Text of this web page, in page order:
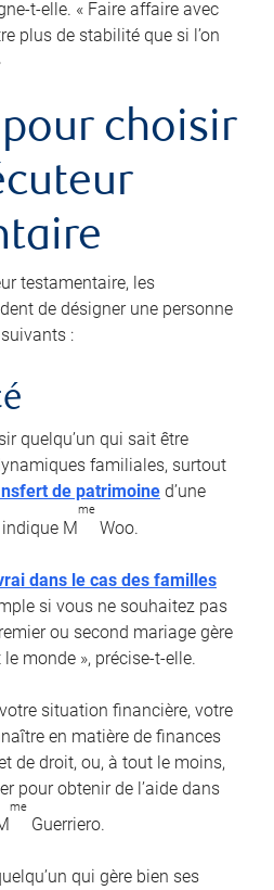
t-elle. « Faire affaire avec
plus de stabilité que si l’on
choisir
testamentaire, les
de désigner une personne
:
quelqu’un qui sait être
familiales, surtout
de patrimoine d’une
M
me
Woo.
dans le cas des familles
si vous ne souhaitez pas
ou second mariage gère
monde », précise-t-elle.
situation financière, votre
en matière de finances
de droit, ou, à tout le moins,
pour obtenir de l’aide dans
me
Guerriero.
qui gère bien ses